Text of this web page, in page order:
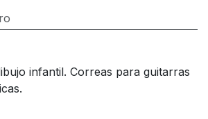
infantil. Correas para guitarras